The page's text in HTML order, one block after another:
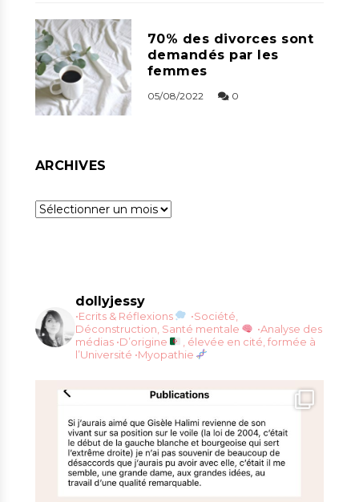
70% des divorces sont
demandés par les
femmes
05/08/2022 0
ARCHIVES
Archives
dollyjessy
•Ecrits & Réflexions
•Société,
Déconstruction, Santé mentale
•Analyse des
médias •D’origine
, élevée en cité, formée à
l’Université •Myopathie